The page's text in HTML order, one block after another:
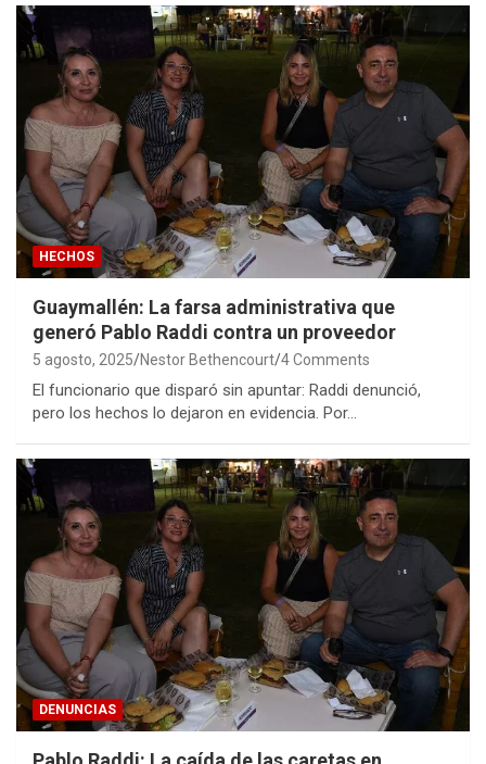
HECHOS
Guaymallén: La farsa administrativa que
generó Pablo Raddi contra un proveedor
5 agosto, 2025 Nestor Bethencourt 4 Comments
El funcionario que disparó sin apuntar: Raddi denunció,
pero los hechos lo dejaron en evidencia. Por…
DENUNCIAS